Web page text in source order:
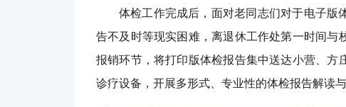
体检工作完成后，面对老同志们对于电子版
告不及时等现实困难，离退休工作处第一时间与
报销环节，将打印版体检报告集中送达小营、
诊疗设备，开展多形式、专业性的体检报告解读与